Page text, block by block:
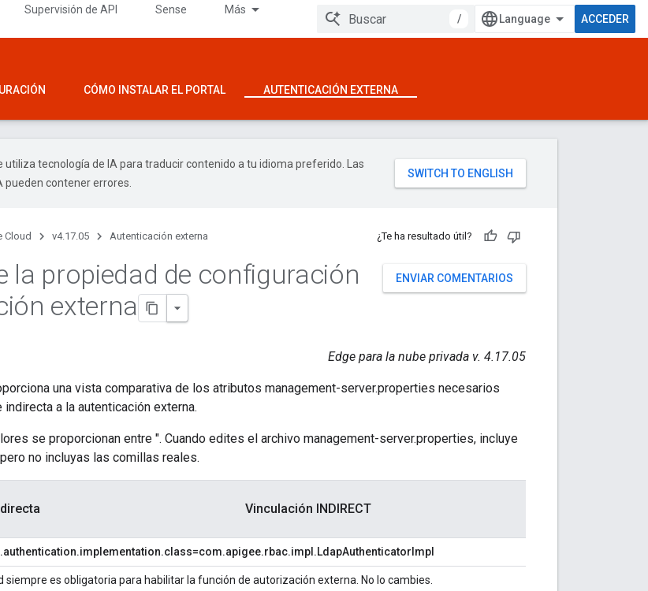
Supervisión de API Sense Más
/ ACCEDER
CÓMO INSTALAR EL PORTAL AUTENTICACIÓN EXTERNA
utiliza tecnología de IA para traducir contenido a tu idioma preferido. Las
contener errores.
Cloud v4.17.05 Autenticación externa ¿Te ha resultado útil?
ENVIAR COMENTARIOS
la propiedad de configuración
externa
Edge para la nube privada v. 4.17.05
una vista comparativa de los atributos management-server.properties necesarios
a la autenticación externa.
se proporcionan entre ". Cuando edites el archivo management-server.properties, incluye
no incluyas las comillas reales.
Vinculación INDIRECT
siempre es obligatoria para habilitar la función de autorización externa. No lo cambies.